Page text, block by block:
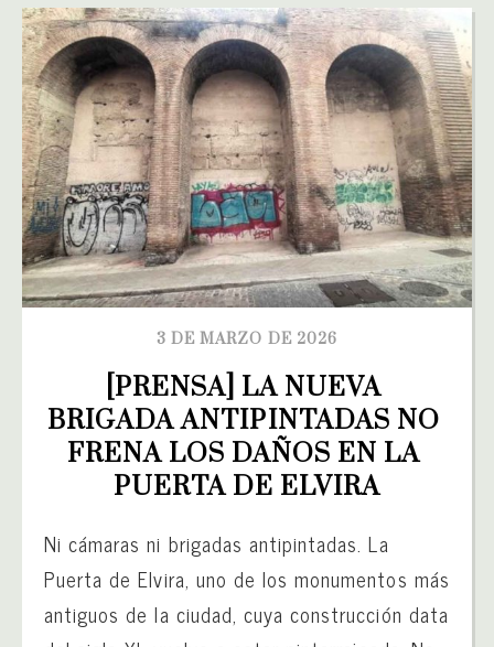
3 DE MARZO DE 2026
[PRENSA] LA NUEVA
BRIGADA ANTIPINTADAS NO
FRENA LOS DAÑOS EN LA
PUERTA DE ELVIRA
Ni cámaras ni brigadas antipintadas. La
Puerta de Elvira, uno de los monumentos más
antiguos de la ciudad, cuya construcción data